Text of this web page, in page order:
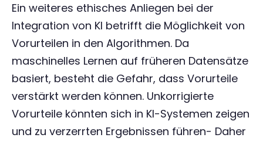
Ein weiteres ethisches Anliegen bei der
Integration von KI betrifft die Möglichkeit von
Vorurteilen in den Algorithmen. Da
maschinelles Lernen auf früheren Datensätze
basiert, besteht die Gefahr, dass Vorurteile
verstärkt werden können. Unkorrigierte
Vorurteile könnten sich in KI-Systemen zeigen
und zu verzerrten Ergebnissen führen- Daher